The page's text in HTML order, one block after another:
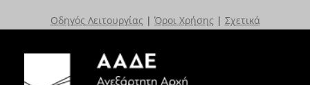
Οδηγός Λειτουργίας | Όροι Χρήσης | Σχετικά